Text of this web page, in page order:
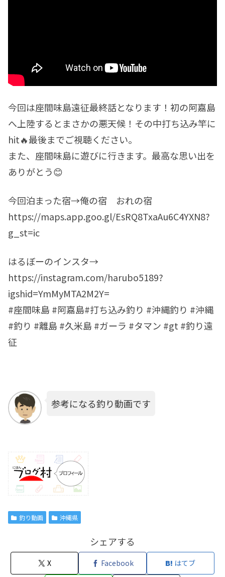
今回は座間味島遠征最終話となります！初の阿嘉島
へ上陸するとまさかの悪天候！その中打ち込み竿に
hit🔥最後までご視聴ください。
また、座間味島に遊びに行きます。最高な思い出を
ありがとう😊
今回泊まった宿→俺の宿 おれの宿
https://maps.app.goo.gl/EsRQ8TxaAu6C4YXN8?
g_st=ic
はるぼーのインスタ→
https://instagram.com/harubo5189?
igshid=YmMyMTA2M2Y=
#座間味島 #阿嘉島#打ち込み釣り #沖縄釣り #沖縄
#釣り #離島 #久米島 #ガーラ #タマン #gt #釣り遠
征
参考になる釣り動画です
釣り動画 沖縄県
シェアする
X Facebook はてブ